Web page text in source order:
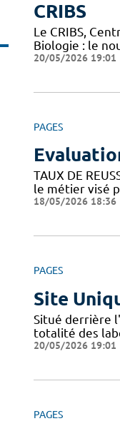
CRIBS
Le CRIBS,
Biologie : le
20/05/2026 19:01
PAGES
TAUX DE
le métier visé
18/05/2026 18:36
PAGES
Site
Situé derrière
totalité des
20/05/2026 19:01
PAGES